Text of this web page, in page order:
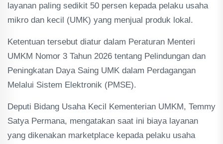
layanan paling sedikit 50 persen kepada pelaku usaha
mikro dan kecil (UMK) yang menjual produk lokal.
Ketentuan tersebut diatur dalam Peraturan Menteri
UMKM Nomor 3 Tahun 2026 tentang Pelindungan dan
Peningkatan Daya Saing UMK dalam Perdagangan
Melalui Sistem Elektronik (PMSE).
Deputi Bidang Usaha Kecil Kementerian UMKM, Temmy
Satya Permana, mengatakan saat ini biaya layanan
yang dikenakan marketplace kepada pelaku usaha